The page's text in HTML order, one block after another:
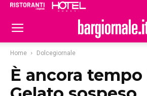
Home Dolcegiornale
È ancora tempo